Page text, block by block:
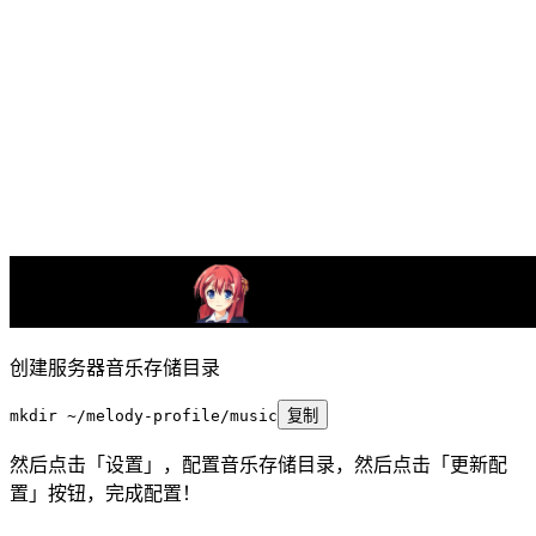
创建服务器音乐存储目录
mkdir ~/melody-profile/music 复制
然后点击「设置」，配置音乐存储目录，然后点击「更新配
置」按钮，完成配置！